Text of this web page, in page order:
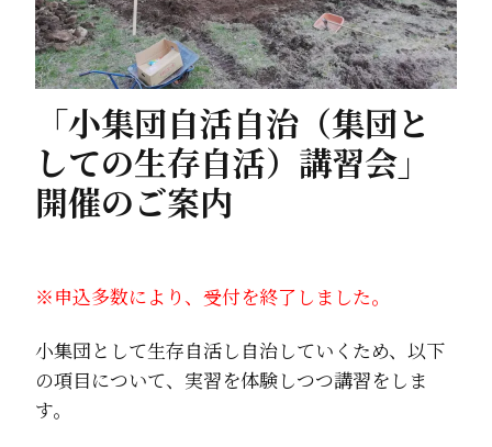
「小集団自活自治（集団と
しての生存自活）講習会」
開催のご案内
※申込多数により、受付を終了しました。
小集団として生存自活し自治していくため、以下
の項目について、実習を体験しつつ講習をしま
す。